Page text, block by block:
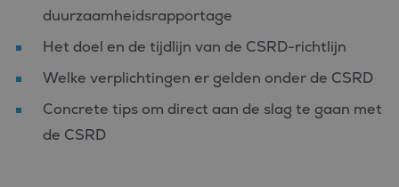
duurzaamheidsrapportage
Het doel en de tijdlijn van de CSRD-richtlijn
Welke verplichtingen er gelden onder de CSRD
Concrete tips om direct aan de slag te gaan met
de CSRD